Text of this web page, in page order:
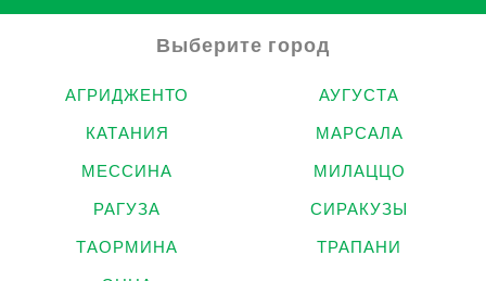
Выберите город
АГРИДЖЕНТО
АУГУСТА
КАТАНИЯ
МАРСАЛА
МЕССИНА
МИЛАЦЦО
РАГУЗА
СИРАКУЗЫ
ТАОРМИНА
ТРАПАНИ